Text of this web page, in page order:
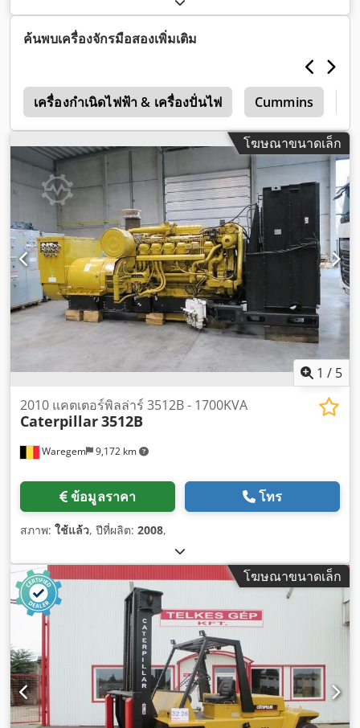
ค้นพบเครื่องจักรมือสองเพิ่มเติม
เครื่องกำเนิดไฟฟ้า & เครื่องปั่นไฟ Cummins
โฆษณาขนาดเล็ก
1 / 5
Waregem 9,172 km
2010 แคตเตอร์พิลล่าร์ 3512B - 1700KVA
Caterpillar3512B
ข้อมูลราคา โทร
สภาพ: ใช้แล้ว, ปีที่ผลิต: 2008,
โฆษณาขนาดเล็ก